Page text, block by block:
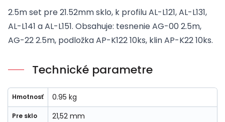
2.5m set pre 21.52mm sklo, k profilu AL-L121, AL-L131,
AL-L141 a AL-L151. Obsahuje: tesnenie AG-00 2.5m,
AG-22 2.5m, podložka AP-K122 10ks, klin AP-K22 10ks.
Technické parametre
Hmotnosť 0.95 kg
Pre sklo 21,52 mm